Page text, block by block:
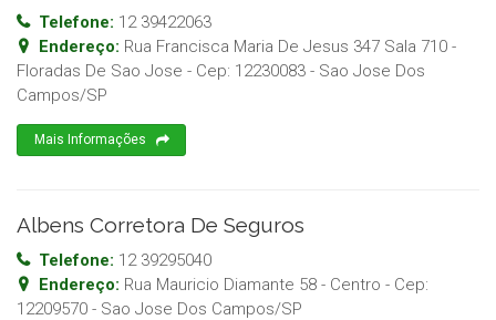
Telefone: 12 39422063
Endereço: Rua Francisca Maria De Jesus 347 Sala 710 -
Floradas De Sao Jose - Cep: 12230083 - Sao Jose Dos
Campos/SP
Mais Informações
Albens Corretora De Seguros
Telefone: 12 39295040
Endereço: Rua Mauricio Diamante 58 - Centro - Cep:
12209570 - Sao Jose Dos Campos/SP